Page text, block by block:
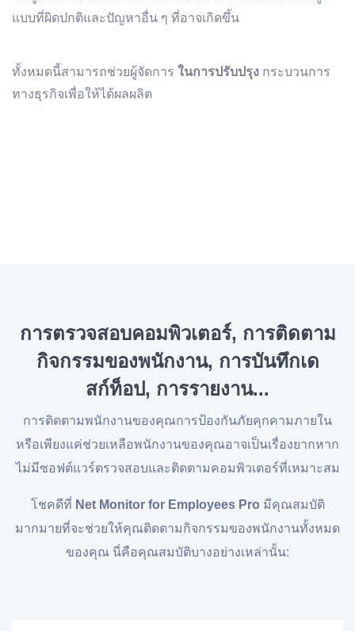
แบบที่ผิดปกติและปัญหาอื่น ๆ ที่อาจเกิดขึ้น
ทั้งหมดนี้สามารถช่วยผู้จัดการ ในการปรับปรุง กระบวนการ
ทางธุรกิจเพื่อให้ได้ผลผลิต
การตรวจสอบคอมพิวเตอร์, การติดตาม
กิจกรรมของพนักงาน, การบันทึกเด
สก์ท็อป, การรายงาน...
การติดตามพนักงานของคุณการป้องกันภัยคุกคามภายใน
หรือเพียงแค่ช่วยเหลือพนักงานของคุณอาจเป็นเรื่องยากหาก
ไม่มีซอฟต์แวร์ตรวจสอบและติดตามคอมพิวเตอร์ที่เหมาะสม
โชคดีที่ Net Monitor for Employees Pro มีคุณสมบัติ
มากมายที่จะช่วยให้คุณติดตามกิจกรรมของพนักงานทั้งหมด
ของคุณ นี่คือคุณสมบัติบางอย่างเหล่านั้น: